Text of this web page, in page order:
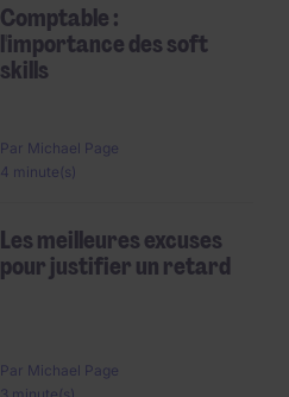
Comptable :
l'importance des soft
skills
Par Michael Page
4 minute(s)
Les meilleures excuses
pour justifier un retard
Par Michael Page